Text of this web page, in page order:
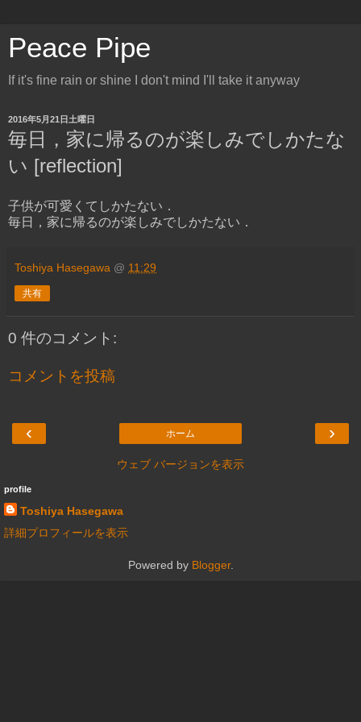
Peace Pipe
If it's fine rain or shine I don't mind I'll take it anyway
2016年5月21日土曜日
毎日，家に帰るのが楽しみでしかたな
い [reflection]
子供が可愛くてしかたない．
毎日，家に帰るのが楽しみでしかたない．
Toshiya Hasegawa @ 11:29
共有
0 件のコメント:
コメントを投稿
‹ ›
ホーム
ウェブ バージョンを表示
profile
Toshiya Hasegawa
詳細プロフィールを表示
Powered by Blogger.